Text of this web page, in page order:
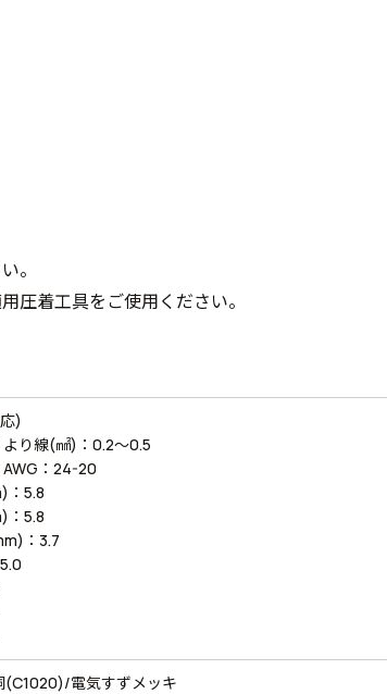
。
圧着工具をご使用ください。
)
より線(㎟)：0.2～0.5
：24-20
：5.8
：5.8
：3.7
(C1020)/電気すずメッキ